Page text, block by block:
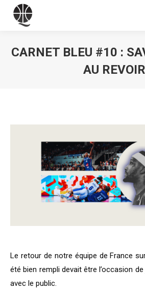
CARNET BLEU #10 :
AU REVOIR
Le retour de notre équipe de France
été bien rempli devait être l’occasion
avec le public.